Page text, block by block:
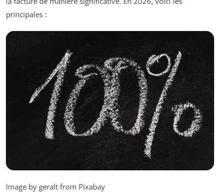
principales :
Image by geralt from Pixabay